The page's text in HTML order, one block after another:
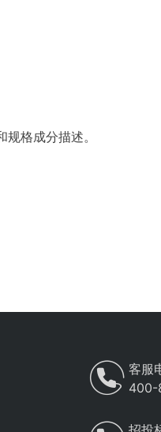
格成分描述。
客服
400-